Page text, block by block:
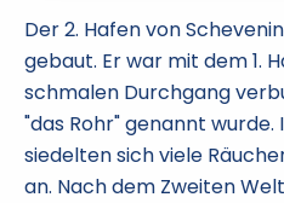
Der 2. Hafen von
gebaut. Er war mit dem 1.
schmalen Durchgang
"das Rohr" genannt
siedelten sich viele
an. Nach dem Zweiten